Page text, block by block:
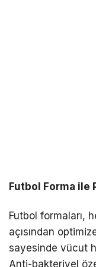
Futbol Forma ile
Futbol formaları,
açısından
sayesinde vücut
Anti-bakteriyel